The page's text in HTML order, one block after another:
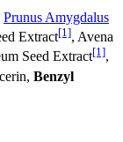
Prunus Amygdalus
Extract[1], Avena
Seed Extract[1],
Benzyl